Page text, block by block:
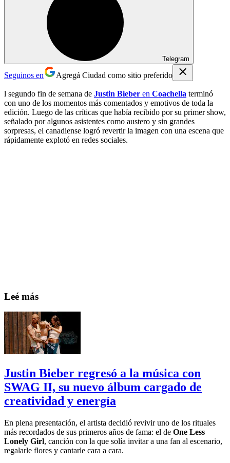
Telegram
Seguinos en Agregá Ciudad como sitio preferido
l segundo fin de semana de Justin Bieber en Coachella terminó
con uno de los momentos más comentados y emotivos de toda la
edición. Luego de las críticas que había recibido por su primer show,
señalado por algunos asistentes como austero y sin grandes
sorpresas, el canadiense logró revertir la imagen con una escena que
rápidamente explotó en redes sociales.
Leé más
Justin Bieber regresó a la música con
SWAG II, su nuevo álbum cargado de
creatividad y energía
En plena presentación, el artista decidió revivir uno de los rituales
más recordados de sus primeros años de fama: el de One Less
Lonely Girl, canción con la que solía invitar a una fan al escenario,
regalarle flores y cantarle cara a cara.